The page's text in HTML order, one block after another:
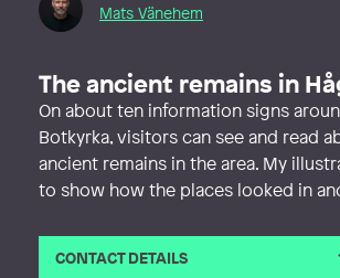
Mats Vänehem
The ancient remains in
On about ten information signs
Botkyrka, visitors can see and read
ancient remains in the area. My
to show how the places looked in
CONTACT DETAILS